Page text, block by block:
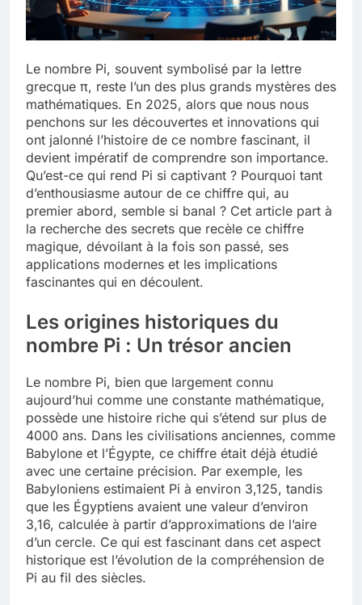
gratuit spécialement conçu pour
collégiens et lycéens
4 Mois Ago
Liste complète des marques
rezoactif.com à connaître en 2025
4 Mois Ago
Tout savoir sur les impatiens de
nouvelle guinée : culture et entretien
5 Mois Ago
Quels sont les inconvénients de
l’eucalyptus gunnii pour votre jardin
plainte : comprendre les seuils à
connaître
5 Mois Ago
Découvrir pourquoi des trous dans le
jardin sans monticule apparaissent et
comment les traiter
5 Mois Ago
Le nombre Pi, souvent symbolisé par la lettre
grecque π, reste l’un des plus grands mystères des
mathématiques. En 2025, alors que nous nous
penchons sur les découvertes et innovations qui
ont jalonné l’histoire de ce nombre fascinant, il
devient impératif de comprendre son importance.
Qu’est-ce qui rend Pi si captivant ? Pourquoi tant
d’enthousiasme autour de ce chiffre qui, au
premier abord, semble si banal ? Cet article part à
la recherche des secrets que recèle ce chiffre
magique, dévoilant à la fois son passé, ses
applications modernes et les implications
fascinantes qui en découlent.
Les origines historiques du
nombre Pi : Un trésor ancien
Le nombre Pi, bien que largement connu
aujourd’hui comme une constante mathématique,
possède une histoire riche qui s’étend sur plus de
4000 ans. Dans les civilisations anciennes, comme
Babylone et l’Égypte, ce chiffre était déjà étudié
avec une certaine précision. Par exemple, les
Babyloniens estimaient Pi à environ 3,125, tandis
que les Égyptiens avaient une valeur d’environ
3,16, calculée à partir d’approximations de l’aire
d’un cercle. Ce qui est fascinant dans cet aspect
historique est l’évolution de la compréhension de
Pi au fil des siècles.